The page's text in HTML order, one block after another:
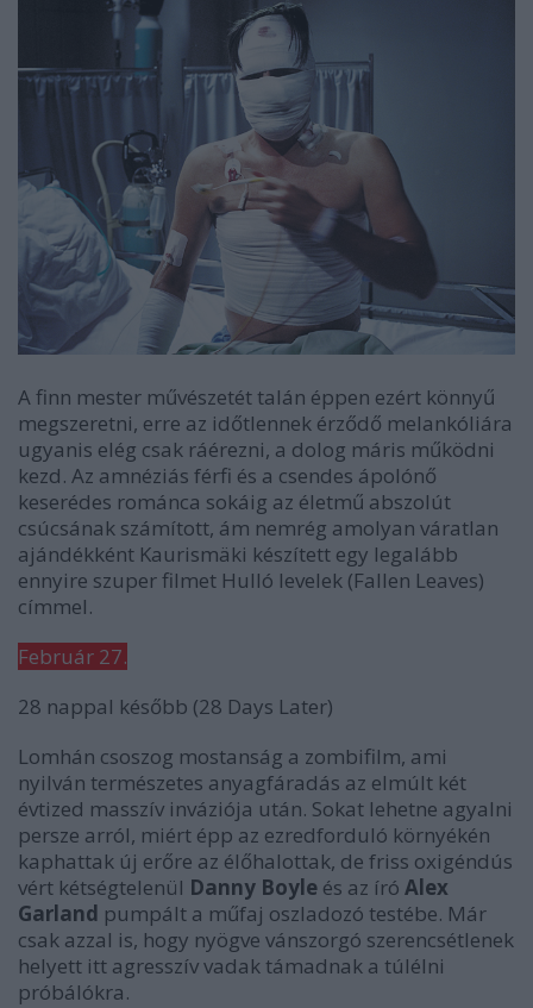
A finn mester művészetét talán éppen ezért könnyű
megszeretni, erre az időtlennek érződő melankóliára
ugyanis elég csak ráérezni, a dolog máris működni
kezd. Az amnéziás férfi és a csendes ápolónő
keserédes románca sokáig az életmű abszolút
csúcsának számított, ám nemrég amolyan váratlan
ajándékként Kaurismäki készített egy legalább
ennyire szuper filmet Hulló levelek (Fallen Leaves)
címmel.
Február 27.
28 nappal később (28 Days Later)
Lomhán csoszog mostanság a zombifilm, ami
nyilván természetes anyagfáradás az elmúlt két
évtized masszív inváziója után. Sokat lehetne agyalni
persze arról, miért épp az ezredforduló környékén
kaphattak új erőre az élőhalottak, de friss oxigéndús
vért kétségtelenül Danny Boyle és az író Alex
Garland pumpált a műfaj oszladozó testébe. Már
csak azzal is, hogy nyögve vánszorgó szerencsétlenek
helyett itt agresszív vadak támadnak a túlélni
próbálókra.